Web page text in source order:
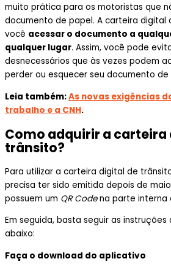
muito prática para os motoristas que
documento de papel. A carteira digital
você acessar o documento a
qualquer lugar. Assim, você pode
desnecessários que às vezes podem
perder ou esquecer seu documento
Leia também:As novas exigências
trabalho e a CNH.
Como adquirir a carteira
trânsito?
Para utilizar a carteira digital de
precisa ter sido emitida depois de maio
possuem um QR Codena parte interna
Em seguida, basta seguir as instruções
abaixo:
Faça o download do aplicativo